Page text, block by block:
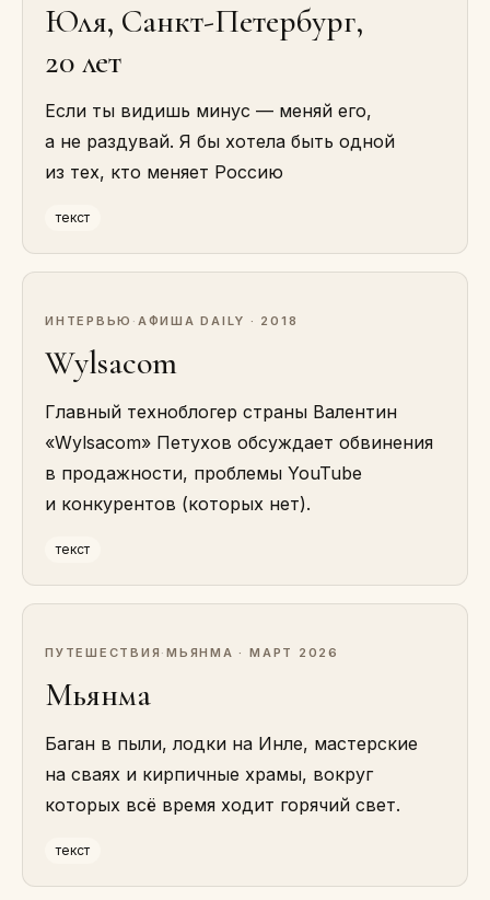
Юля, Санкт-Петербург,
20 лет
Если ты видишь минус — меняй его,
а не раздувай. Я бы хотела быть одной
из тех, кто меняет Россию
текст
ИНТЕРВЬЮ · АФИША DAILY · 2018
Wylsacom
Главный техноблогер страны Валентин
«Wylsacom» Петухов обсуждает обвинения
в продажности, проблемы YouTube
и конкурентов (которых нет).
текст
ПУТЕШЕСТВИЯ ·МЬЯНМА · МАРТ 2026
Мьянма
Баган в пыли, лодки на Инле, мастерские
на сваях и кирпичные храмы, вокруг
которых всё время ходит горячий свет.
текст